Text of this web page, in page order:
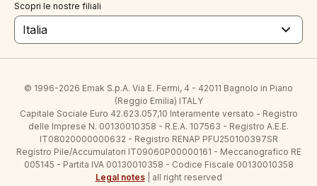
Scopri le nostre filiali
Italia
© 1996-2026 Emak S.p.A. Via E. Fermi, 4 - 42011 Bagnolo in Piano
(Reggio Emilia) ITALY
Capitale Sociale Euro 42.623.057,10 Interamente versato - Registro
delle Imprese N. 00130010358 - R.E.A. 107563 - Registro A.E.E.
IT08020000000632 - Registro RENAP PFU250100397SR
Registro Pile/Accumulatori IT09060P00000161 - Meccanografico RE
005145 - Partita IVA 00130010358 - Codice Fiscale 00130010358
Legal notes| all right reserved